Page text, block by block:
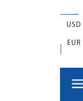
USD
EUR